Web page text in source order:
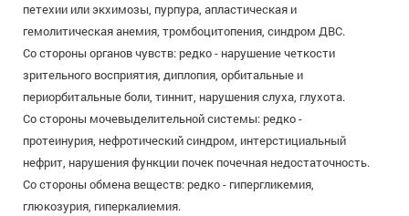
петехии или экхимозы, пурпура, апластическая и
гемолитическая анемия, тромбоцитопения, синдром ДВС.
Со стороны органов чувств: редко - нарушение четкости
зрительного восприятия, диплопия, орбитальные и
периорбитальные боли, тиннит, нарушения слуха, глухота.
Со стороны мочевыделительной системы: редко -
протеинурия, нефротический синдром, интерстициальный
нефрит, нарушения функции почек почечная недостаточность.
Со стороны обмена веществ: редко - гипергликемия,
глюкозурия, гиперкалиемия.